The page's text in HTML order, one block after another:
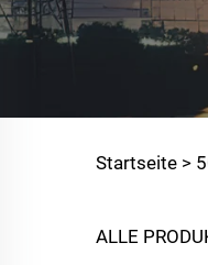
Startseite >
ALLE